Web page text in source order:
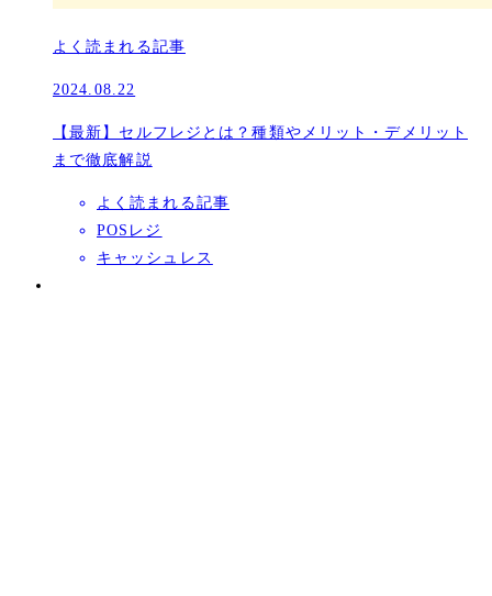
よく読まれる記事
2024.08.22
【最新】セルフレジとは？種類やメリット・デメリット
まで徹底解説
よく読まれる記事
POSレジ
キャッシュレス